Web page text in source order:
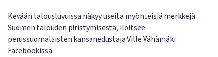
Kevään talousluvuissa näkyy useita myönteisiä merkkejä
Suomen talouden piristymisestä, iloitsee
perussuomalaisten kansanedustaja Ville Vähämäki
Facebookissa.